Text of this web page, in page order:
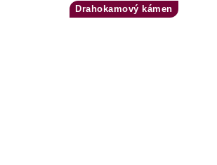
Drahokamový kámen